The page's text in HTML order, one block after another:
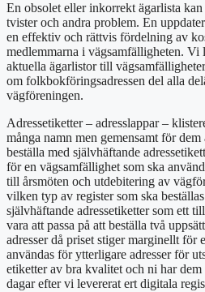
En obsolet eller inkorrekt ägarlista
tvister och andra problem. En
en effektiv och rättvis fördelning av
medlemmarna i vägsamfälligheten. Vi
aktuella ägarlistor till
om folkbokföringsadressen del alla
vägföreningen.
Adressetiketter – adresslappar –
många namn men gemensamt för
beställa med självhäftande
för en vägsamfällighet som ska
till årsmöten och utdebitering av
vilken typ av register som ska
självhäftande adressetiketter som ett
vara att passa på att beställa två
adresser då priset stiger marginellt för
användas för ytterligare adresser för
etiketter av bra kvalitet och ni har
dagar efter vi levererat ert digitala